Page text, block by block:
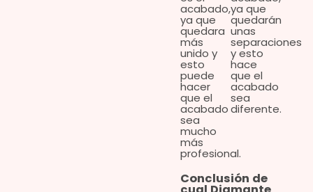
acabado,
ya que
quedara
más
unido y
esto
puede
hacer
que el
acabado
sea
mucho
más
profesional.
ya que
quedarán
unas
separaciones
y esto
hace
que el
acabado
sea
diferente.
Conclusión de